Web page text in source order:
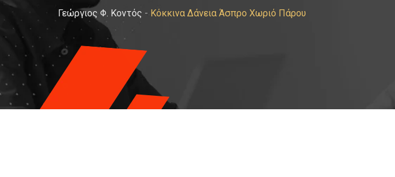
Γεώργιος Φ. Κοντός - Κόκκινα Δάνεια Άσπρο Χωριό Πάρου